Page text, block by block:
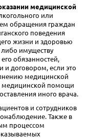
медицинской
или
обращения граждан
поведения
жизни и здоровью
имуществу
обязанностей,
договором, если это
медицинской
медицинской помощи
иного врача.
и сотрудников
Также в
процессом